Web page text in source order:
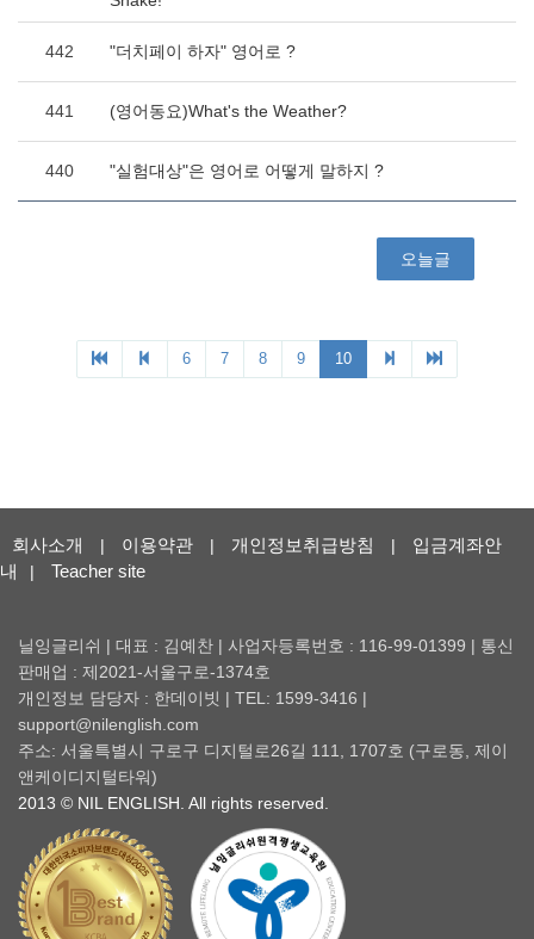
회사소개 | 이용약관 | 개인정보취급방침 |
입금계좌안
내
| Teacher site
닐잉글리쉬 | 대표 : 김예찬 | 사업자등록번호 : 116-99-01399 | 통신
판매업 : 제2021-서울구로-1374호
개인정보 담당자 : 한데이빗 | TEL: 1599-3416 |
support@nilenglish.com
주소: 서울특별시 구로구 디지털로26길 111, 1707호 (구로동, 제이
앤케이디지털타워)
2013 © NIL ENGLISH. All rights reserved.